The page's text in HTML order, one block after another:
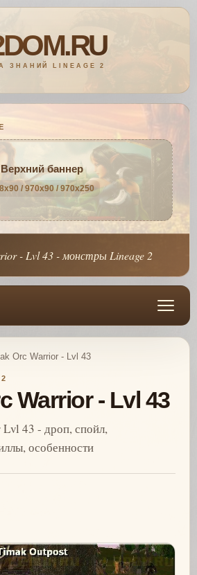
Верхний баннер
/ 970x90 / 970x250
- Lvl 43 - монстры Lineage 2
Orc Warrior - Lvl 43
Warrior - Lvl 43
43 - дроп, спойл,
особенности